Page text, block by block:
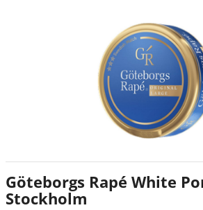
Göteborgs Rapé White
Stockholm